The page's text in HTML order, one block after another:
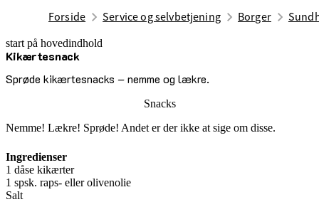
Forside Service og selvbetjening Borger
start på hovedindhold
Kikærtesnack
Sprøde kikærtesnacks – nemme og lækre.
senest opdateret 30. marts 2026
Snacks
Nemme! Lækre! Sprøde! Andet er der ikke at sige om disse.
Ingredienser
1 dåse kikærter
1 spsk. raps- eller olivenolie
Salt